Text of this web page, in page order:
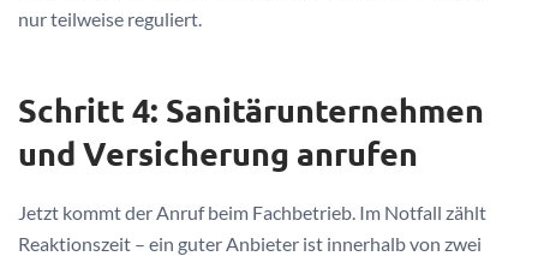
nur teilweise reguliert.
Schritt 4: Sanitärunternehmen
und Versicherung anrufen
Jetzt kommt der Anruf beim Fachbetrieb. Im Notfall zählt
Reaktionszeit – ein guter Anbieter ist innerhalb von zwei